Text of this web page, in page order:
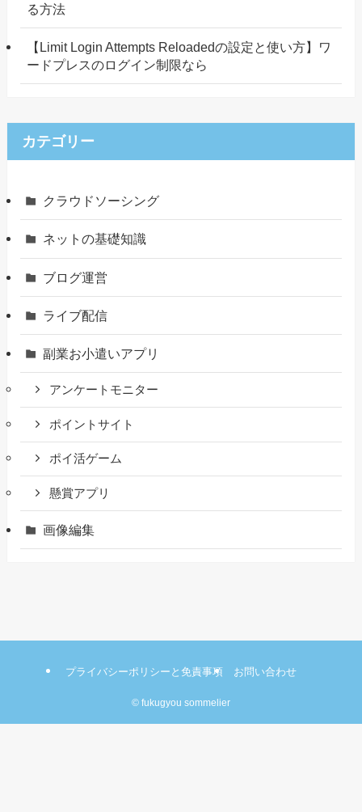
る方法
【Limit Login Attempts Reloadedの設定と使い方】ワ
ードプレスのログイン制限なら
カテゴリー
クラウドソーシング
ネットの基礎知識
ブログ運営
ライブ配信
副業お小遣いアプリ
アンケートモニター
ポイントサイト
ポイ活ゲーム
懸賞アプリ
画像編集
プライバシーポリシーと免責事項 お問い合わせ
© fukugyou sommelier